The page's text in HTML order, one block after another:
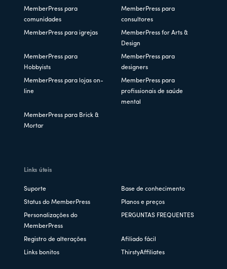
MemberPress para
comunidades
MemberPress para
consultores
MemberPress para igrejas
MemberPress for Arts &
Design
MemberPress para
Hobbyists
MemberPress para
designers
MemberPress para lojas on-
line
MemberPress para
profissionais de saúde
mental
MemberPress para Brick &
Mortar
Links úteis
Suporte Base de conhecimento
Status do MemberPress Planos e preços
Personalizações do
MemberPress
PERGUNTAS FREQUENTES
Registro de alterações Afiliado fácil
Links bonitos ThirstyAffiliates